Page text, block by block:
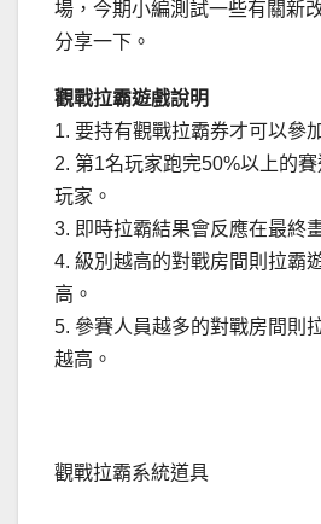
場，今期小編測試一些有關新
分享一下。
觀戰拉霸遊戲說明
1. 要持有觀戰拉霸券才可以參
2. 第1名玩家跑完50%以上的
玩家。
3. 即時拉霸結果會反應在最終
4. 級別越高的對戰房間則拉霸
高。
5. 參賽人員越多的對戰房間則
越高。
觀戰拉霸系統道具